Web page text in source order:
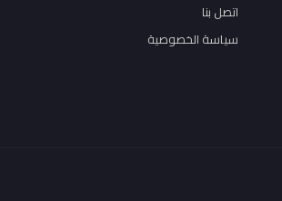
اتصل بنا
سياسة الخصوصية